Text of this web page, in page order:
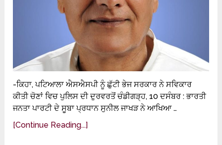
-ਕਿਹਾ, ਪਟਿਆਲਾ ਐਸਐਸਪੀ ਨੂੰ ਛੁੱਟੀ ਭੇਜ ਸਰਕਾਰ ਨੇ ਸਵਿਕਾਰ
ਕੀਤੀ ਚੋਣਾਂ ਵਿਚ ਪੁਲਿਸ ਦੀ ਦੁਰਵਰਤੋਂ ਚੰਡੀਗੜ੍ਹ, 10 ਦਸੰਬਰ : ਭਾਰਤੀ
ਜਨਤਾ ਪਾਰਟੀ ਦੇ ਸੂਬਾ ਪ੍ਰਧਾਨ ਸੁਨੀਲ ਜਾਖੜ ਨੇ ਆਖਿਆ …
[Continue Reading...]